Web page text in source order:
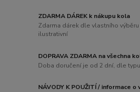
ZDARMA DÁREK k nákupu kola
Zdarma dárek dle vlastního
ilustrativní
DOPRAVA ZDARMA na všechna
Doba doručení je od 2 dní, dle
NÁVODY K POUŽITÍ / informace o